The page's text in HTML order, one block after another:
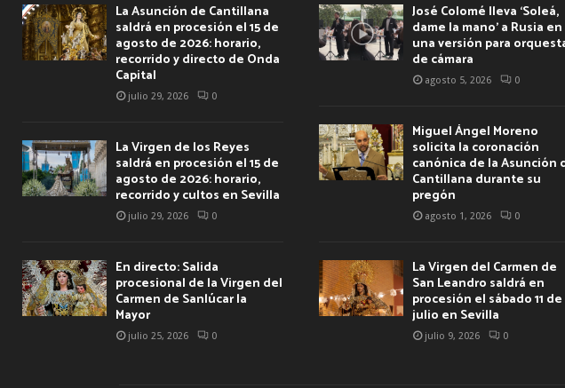
La Asunción de Cantillana
saldrá en procesión el 15 de
agosto de 2026: horario,
recorrido y directo de Onda
Capital
julio 29, 2026 0
La Virgen de los Reyes
saldrá en procesión el 15 de
agosto de 2026: horario,
recorrido y cultos en Sevilla
julio 29, 2026 0
En directo: Salida
procesional de la Virgen del
Carmen de Sanlúcar la
Mayor
julio 25, 2026 0
José Colomé lleva ‘Soleá,
dame la mano’ a Rusia en
una versión para
de cámara
agosto 5, 2026 0
Miguel Ángel Moreno
solicita la coronación
canónica de la Asunción
Cantillana durante su
pregón
agosto 1, 2026 0
La Virgen del Carmen de
San Leandro saldrá en
procesión el sábado 11 de
julio en Sevilla
julio 9, 2026 0